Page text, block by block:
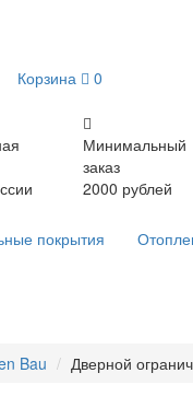
Корзина 0
Минимальный
заказ
2000 рублей
покрытия
Bau Дверной